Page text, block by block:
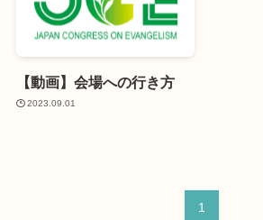
【動画】会場への行き方
2023.09.01
1